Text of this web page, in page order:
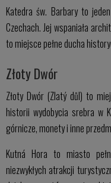
Katedra św. Barbary to
Czechach. Jej wspaniała
to miejsce pełne ducha
Złoty Dwór
Złoty Dwór (Zlatý důl) to
historii wydobycia srebra w
górnicze, monety i inne
Kutná Hora to miasto
niezwykłych atrakcji